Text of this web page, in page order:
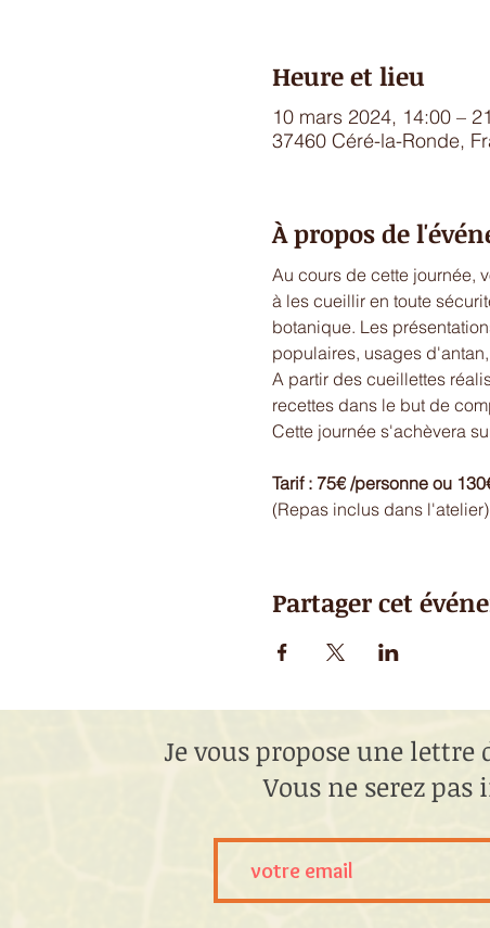
Heure et lieu
10 mars 2024, 14:00 –
37460 Céré-la-Ronde,
À propos de
Au cours de cette journée,
à les cueillir en toute
botanique. Les
populaires, usages
A partir des cueillettes
recettes dans le but de
Cette journée s'achèvera
Tarif : 75€ /personne ou
(Repas inclus dans l'atelier)
Partager cet
Je vous propose une
Vous ne serez